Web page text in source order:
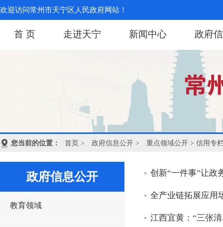
欢迎访问常州市天宁区人民政府网站！
首 页 走进天宁 新闻中心 政府
您当前的位置： 首页 > 政府信息公开 > 重点领域公开 > 信用专
政府信息公开
教育领域
创新“一件事”让政
全产业链拓展应用
江西宜黄：“三张